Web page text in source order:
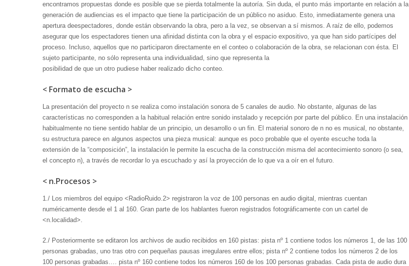
encontramos propuestas donde es posible que se pierda totalmente la autoría. Sin duda, el punto más importante en relación a la
generación de audiencias es el impacto que tiene la participación de un público no asiduo. Esto, inmediatamente genera una
apertura deespectadores, donde están observando la obra, pero a la vez, se observan a sí mismos. A raíz de ello, podemos
asegurar que los espectadores tienen una afinidad distinta con la obra y el espacio expositivo, ya que han sido partícipes del
proceso. Incluso, aquellos que no participaron directamente en el conteo o colaboración de la obra, se relacionan con ésta. El
sujeto participante, no sólo representa una individualidad, sino que representa la
posibilidad de que un otro pudiese haber realizado dicho conteo.
< Formato de escucha >
La presentación del proyecto n se realiza como instalación sonora de 5 canales de audio. No obstante, algunas de las
características no corresponden a la habitual relación entre sonido instalado y recepción por parte del público. En una instalación
habitualmente no tiene sentido hablar de un principio, un desarrollo o un fin. El material sonoro de n no es musical, no obstante,
su estructura parece en algunos aspectos una pieza musical: aunque es poco probable que el oyente escuche toda la
extensión de la “composición”, la instalación le permite la escucha de la construcción misma del acontecimiento sonoro (o sea,
el concepto n), a través de recordar lo ya escuchado y así la proyección de lo que va a oír en el futuro.
< n.Procesos >
1./ Los miembros del equipo <RadioRuido.2> registraron la voz de 100 personas en audio digital, mientras cuentan
numéricamente desde el 1 al 160. Gran parte de los hablantes fueron registrados fotográficamente con un cartel de
<n.localidad>.
2./ Posteriormente se editaron los archivos de audio recibidos en 160 pistas: pista nº 1 contiene todos los números 1, de las 100
personas grabadas, uno tras otro con pequeñas pausas irregulares entre ellos; pista nº 2 contiene todos los números 2 de los
100 personas grabadas…. pista nº 160 contiene todos los números 160 de los 100 personas grabadas. Cada pista de audio dura